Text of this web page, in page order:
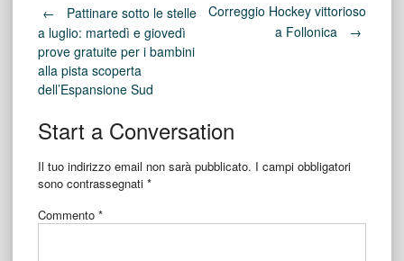
Post
navigation
←
Pattinare sotto le stelle
a luglio: martedì e giovedì
prove gratuite per i bambini
alla pista scoperta
dell’Espansione Sud
Correggio Hockey vittorioso
a Follonica
→
Start a Conversation
Il tuo indirizzo email non sarà pubblicato. I campi obbligatori
sono contrassegnati *
Commento *